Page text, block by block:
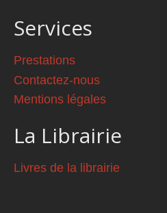
Services
Prestations
Contactez-nous
Mentions légales
La Librairie
Livres de la librairie